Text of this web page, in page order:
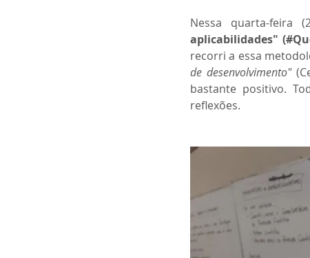
Língua Portuguesa Ciências
Nessa quarta-feira
aplicabilidades"
recorri a essa
de desenvolvimento"
bastante positivo.
reflexões.